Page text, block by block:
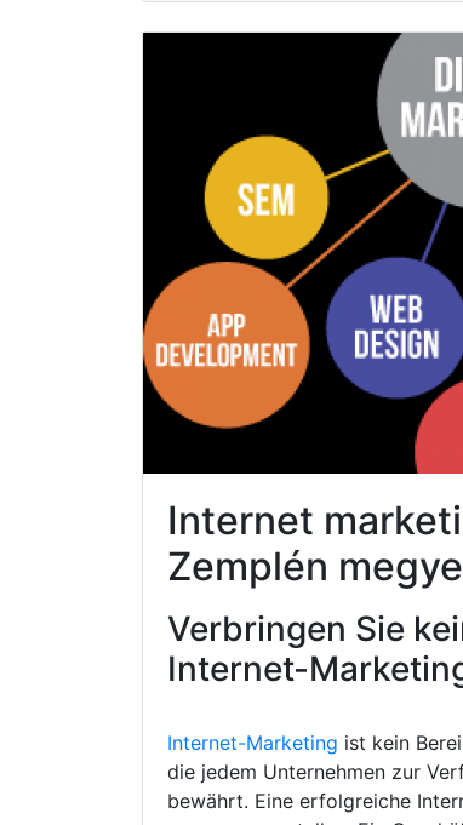
Internet
Zemplén megye
Verbringen Sie
Internet-
Internet-Marketing ist kein
die jedem Unternehmen zur
bewährt. Eine erfolgreiche